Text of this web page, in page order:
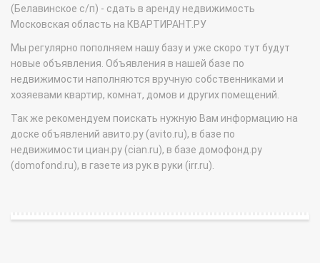
(Белавинское с/п) - сдать в аренду недвижимость
Московская область на КВАРТИРАНТ.РУ
Мы регулярно пополняем нашу базу и уже скоро тут будут
новые объявления. Объявления в нашей базе по
недвижимости наполняются вручную собственниками и
хозяевами квартир, комнат, домов и других помещений.
Так же рекомендуем поискать нужную Вам информацию на
доске объявлений авито.ру (avito.ru), в базе по
недвижимости циан.ру (cian.ru), в базе домофонд.ру
(domofond.ru), в газете из рук в руки (irr.ru).